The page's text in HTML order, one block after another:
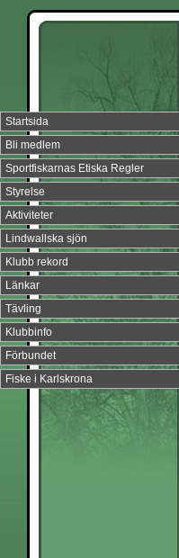
Startsida
Bli medlem
Sportfiskarnas Etiska Regler
Styrelse
Aktiviteter
Lindwallska sjön
Klubb rekord
Länkar
Tävling
Klubbinfo
Förbundet
Fiske i Karlskrona